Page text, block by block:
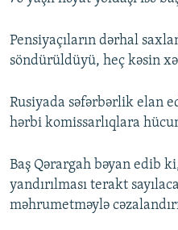
Pensiyaçıların dərhal
söndürüldüyü, heç kəsin
Rusiyada səfərbərlik elan
hərbi komissarlıqlara
Baş Qərargah bəyan edib
yandırılması terakt
məhrumetməylə